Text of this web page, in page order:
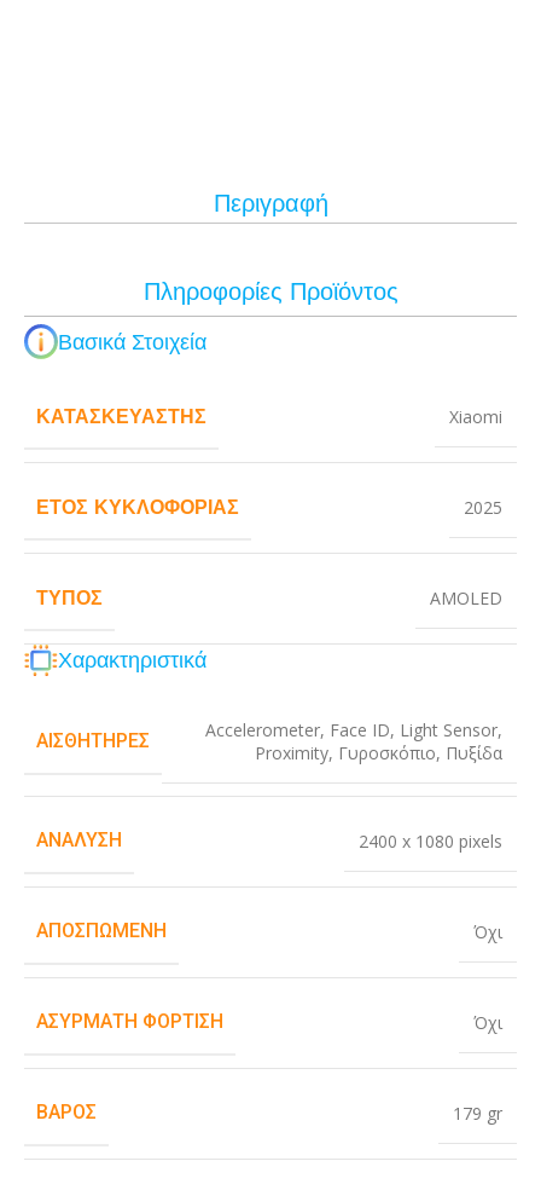
Περιγραφή
Πληροφορίες Προϊόντος
Βασικά Στοιχεία
ΚΑΤΑΣΚΕΥΑΣΤΉΣ Xiaomi
ΈΤΟΣ ΚΥΚΛΟΦΟΡΊΑΣ 2025
ΤΎΠΟΣ AMOLED
Χαρακτηριστικά
ΑΙΣΘΗΤΉΡΕΣ Accelerometer, Face ID, Light Sensor,
Proximity, Γυροσκόπιο, Πυξίδα
ΑΝΆΛΥΣΗ 2400 x 1080 pixels
ΑΠΟΣΠΏΜΕΝΗ Όχι
ΑΣΎΡΜΑΤΗ ΦΌΡΤΙΣΗ Όχι
ΒΆΡΟΣ 179 gr